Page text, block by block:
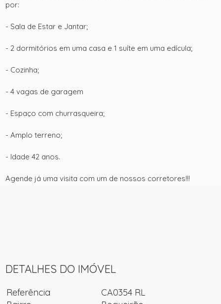
por:
- Sala de Estar e Jantar;
- 2 dormitórios em uma casa e 1 suíte em uma edícula;
- Cozinha;
- 4 vagas de garagem
- Espaço com churrasqueira;
- Amplo terreno;
- Idade 42 anos.
Agende já uma visita com um de nossos corretores!!!
DETALHES DO IMÓVEL
Referência
CA0354 RL